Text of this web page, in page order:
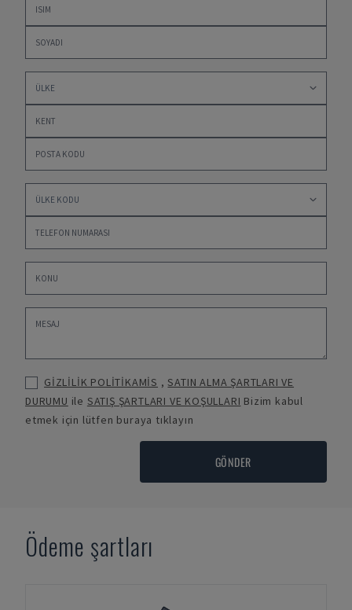
GİZLİLİK POLİTİKAMİS ,SATIN ALMA ŞARTLARI VE
DURUMU ile SATIŞ ŞARTLARI VE KOŞULLARI Bizim kabul
etmek için lütfen buraya tıklayın
GÖNDER
Ödeme şartları